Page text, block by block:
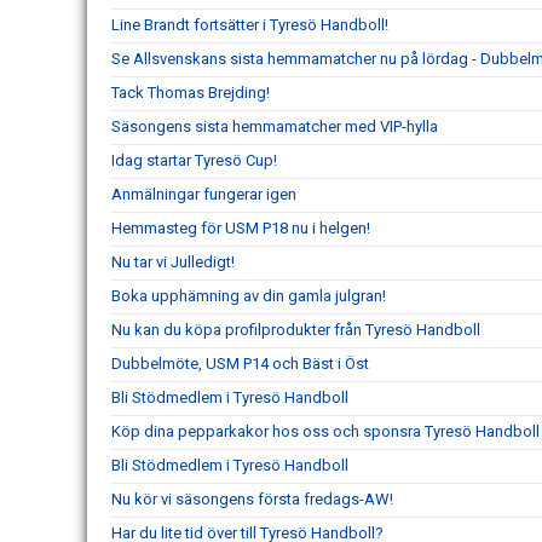
Line Brandt fortsätter i Tyresö Handboll!
Se Allsvenskans sista hemmamatcher nu på lördag -
Tack Thomas Brejding!
Säsongens sista hemmamatcher med VIP-hylla
Idag startar Tyresö Cup!
Anmälningar fungerar igen
Hemmasteg för USM P18 nu i helgen!
Nu tar vi Julledigt!
Boka upphämning av din gamla julgran!
Nu kan du köpa profilprodukter från Tyresö Handboll
Dubbelmöte, USM P14 och Bäst i Öst
Bli Stödmedlem i Tyresö Handboll
Köp dina pepparkakor hos oss och sponsra Tyresö Handboll
Bli Stödmedlem i Tyresö Handboll
Nu kör vi säsongens första fredags-AW!
Har du lite tid över till Tyresö Handboll?